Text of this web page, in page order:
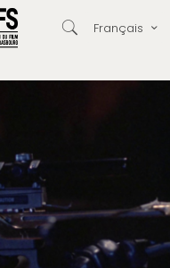
Français